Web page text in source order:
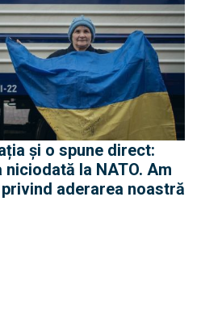
și o spune direct:
la NATO. Am
aderarea noastră